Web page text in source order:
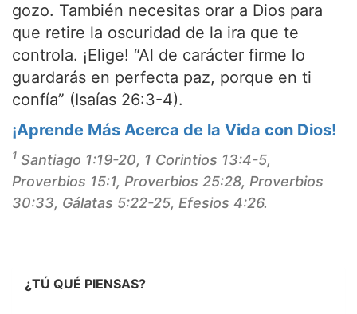
gozo. También necesitas orar a Dios para
que retire la oscuridad de la ira que te
controla. ¡Elige! “Al de carácter firme lo
guardarás en perfecta paz, porque en ti
confía” (Isaías 26:3-4).
¡Aprende Más Acerca de la Vida con Dios!
1 Santiago 1:19-20, 1 Corintios 13:4-5,
Proverbios 15:1, Proverbios 25:28, Proverbios
30:33, Gálatas 5:22-25, Efesios 4:26.
¿TÚ QUÉ PIENSAS?